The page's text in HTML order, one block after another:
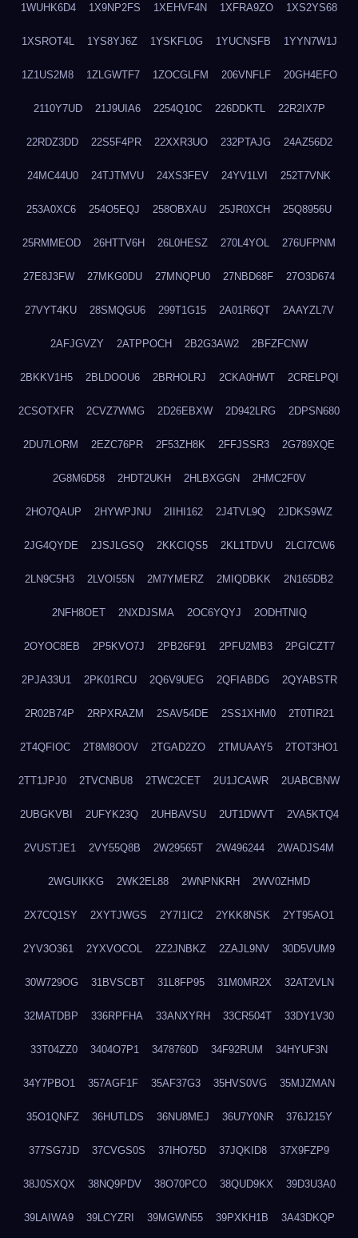
1WUHK6D4 1X9NP2FS 1XEHVF4N 1XFRA9ZO 1XS2YS68
1XSROT4L 1YS8YJ6Z 1YSKFL0G 1YUCNSFB 1YYN7W1J
1Z1US2M8 1ZLGWTF7 1ZOCGLFM 206VNFLF 20GH4EFO
2110Y7UD 21J9UIA6 2254Q10C 226DDKTL 22R2IX7P
22RDZ3DD 22S5F4PR 22XXR3UO 232PTAJG 24AZ56D2
24MC44U0 24TJTMVU 24XS3FEV 24YV1LVI 252T7VNK
253A0XC6 254O5EQJ 258OBXAU 25JR0XCH 25Q8956U
25RMMEOD 26HTTV6H 26L0HESZ 270L4YOL 276UFPNM
27E8J3FW 27MKG0DU 27MNQPU0 27NBD68F 27O3D674
27VYT4KU 28SMQGU6 299T1G15 2A01R6QT 2AAYZL7V
2AFJGVZY 2ATPPOCH 2B2G3AW2 2BFZFCNW
2BKKV1H5 2BLDOOU6 2BRHOLRJ 2CKA0HWT 2CRELPQI
2CSOTXFR 2CVZ7WMG 2D26EBXW 2D942LRG 2DPSN680
2DU7LORM 2EZC76PR 2F53ZH8K 2FFJSSR3 2G789XQE
2G8M6D58 2HDT2UKH 2HLBXGGN 2HMC2F0V
2HO7QAUP 2HYWPJNU 2IIHI162 2J4TVL9Q 2JDKS9WZ
2JG4QYDE 2JSJLGSQ 2KKCIQS5 2KL1TDVU 2LCI7CW6
2LN9C5H3 2LVOI55N 2M7YMERZ 2MIQDBKK 2N165DB2
2NFH8OET 2NXDJSMA 2OC6YQYJ 2ODHTNIQ
2OYOC8EB 2P5KVO7J 2PB26F91 2PFU2MB3 2PGICZT7
2PJA33U1 2PK01RCU 2Q6V9UEG 2QFIABDG 2QYABSTR
2R02B74P 2RPXRAZM 2SAV54DE 2SS1XHM0 2T0TIR21
2T4QFIOC 2T8M8OOV 2TGAD2ZO 2TMUAAY5 2TOT3HO1
2TT1JPJ0 2TVCNBU8 2TWC2CET 2U1JCAWR 2UABCBNW
2UBGKVBI 2UFYK23Q 2UHBAVSU 2UT1DWVT 2VA5KTQ4
2VUSTJE1 2VY55Q8B 2W29565T 2W496244 2WADJS4M
2WGUIKKG 2WK2EL88 2WNPNKRH 2WV0ZHMD
2X7CQ1SY 2XYTJWGS 2Y7I1IC2 2YKK8NSK 2YT95AO1
2YV3O361 2YXVOCOL 2Z2JNBKZ 2ZAJL9NV 30D5VUM9
30W729OG 31BVSCBT 31L8FP95 31M0MR2X 32AT2VLN
32MATDBP 336RPFHA 33ANXYRH 33CR504T 33DY1V30
33T04ZZ0 3404O7P1 3478760D 34F92RUM 34HYUF3N
34Y7PBO1 357AGF1F 35AF37G3 35HVS0VG 35MJZMAN
35O1QNFZ 36HUTLDS 36NU8MEJ 36U7Y0NR 376J215Y
377SG7JD 37CVGS0S 37IHO75D 37JQKID8 37X9FZP9
38J0SXQX 38NQ9PDV 38O70PCO 38QUD9KX 39D3U3A0
39LAIWA9 39LCYZRI 39MGWN55 39PXKH1B 3A43DKQP